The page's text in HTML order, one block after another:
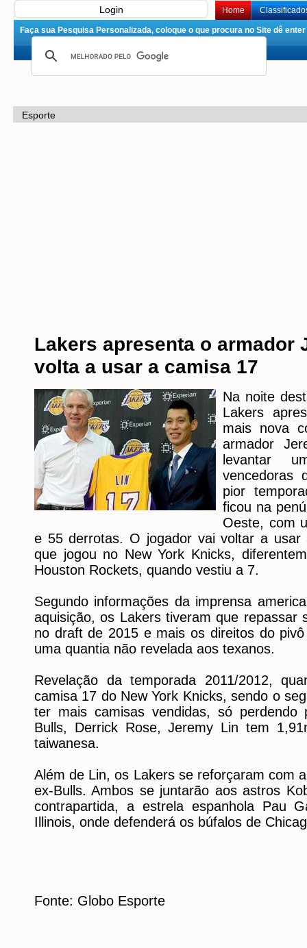
Login Home
Faça sua Pesquisa Personalizada, coloque o que procura no Site dê
Esporte
Lakers apresenta o armador
volta a usar a camisa 17
Na noite
Lakers
mais nova
armador
levantar
vencedoras
pior
ficou na
Oeste, com
e 55 derrotas. O jogador vai voltar a
que jogou no New York Knicks,
Houston Rockets, quando vestiu a 7.
Segundo informações da imprensa
aquisição, os Lakers tiveram que repassar
no draft de 2015 e mais os direitos do
uma quantia não revelada aos texanos.
Revelação da temporada 2011/2012,
camisa 17 do New York Knicks, sendo o
ter mais camisas vendidas, só
Bulls, Derrick Rose, Jeremy Lin tem
taiwanesa.
Além de Lin, os Lakers se reforçaram com
ex-Bulls. Ambos se juntarão aos astros
contrapartida, a estrela espanhola Pau
Illinois, onde defenderá os búfalos de
Fonte: Globo Esporte